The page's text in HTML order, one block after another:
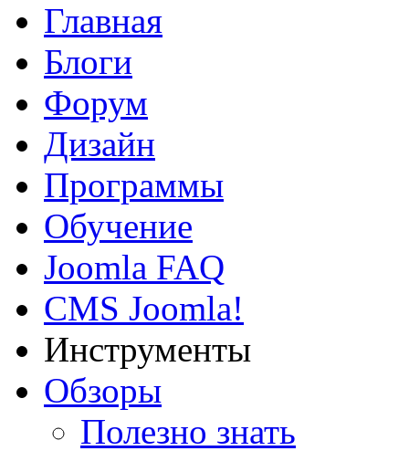
Главная
Блоги
Форум
Дизайн
Программы
Обучение
Joomla FAQ
CMS Joomla!
Инструменты
Обзоры
Полезно знать